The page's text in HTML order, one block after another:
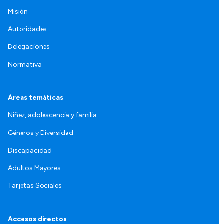
Misión
Autoridades
Delegaciones
Normativa
Áreas temáticas
Niñez, adolescencia y familia
Géneros y Diversidad
Discapacidad
Adultos Mayores
Tarjetas Sociales
Accesos directos